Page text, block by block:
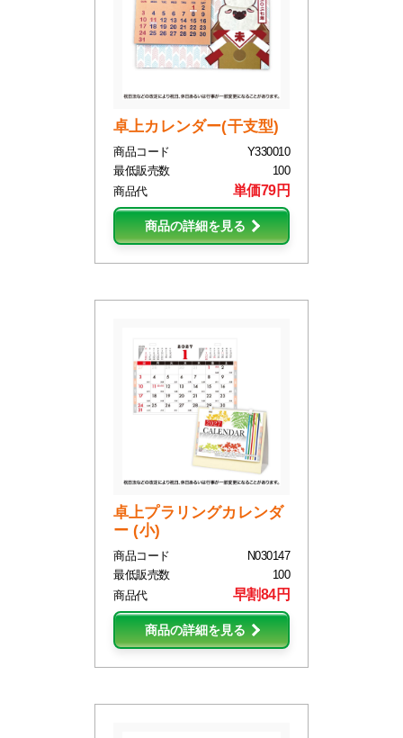
卓上カレンダー(干支型)
商品コード
Y330010
最低販売数
100
商品代
単価79円
商品の詳細を見る
卓上プラリングカレンダ
ー (小)
商品コード
N030147
最低販売数
100
商品代
早割84円
商品の詳細を見る